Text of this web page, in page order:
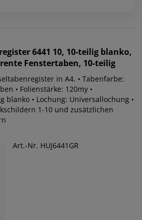
6441 10, 10-teilig blanko,
Fenstertaben, 10-teilig
in A4. • Tabenfarbe:
• Folienstärke: 120my •
blanko • Lochung: Universallochung •
1-10 und zusätzlichen
Art.-Nr. HUJ6441GR